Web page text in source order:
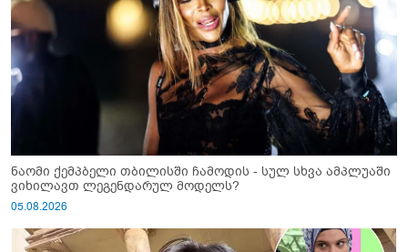
ნაომი ქემპბელი თბილისში ჩამოდის - სულ სხვა ამპლუაში
ვიხილავთ ლეგენდარულ მოდელს?
05.08.2026